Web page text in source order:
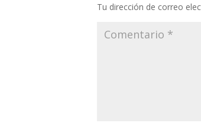
Tu dirección de correo